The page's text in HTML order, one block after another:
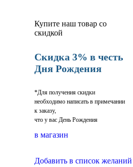
Купите наш товар со
скидкой
Скидка 3% в честь
Дня Рождения
*Для получения скидки
необходимо написать в примечании
к заказу,
что у вас День Рождения
в магазин
Добавить в список желаний